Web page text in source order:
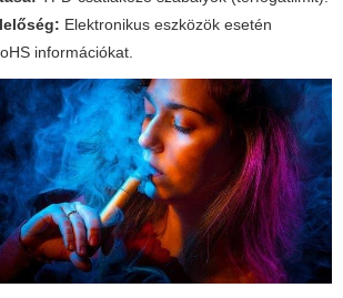
Elektronikus eszközök esetén
információkat.